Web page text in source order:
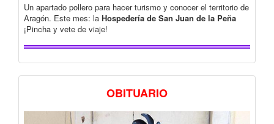
Un apartado pollero para hacer turismo y conocer el territorio de
Aragón. Este mes: la Hospedería de San Juan de la Peña
¡Pincha y vete de viaje!
OBITUARIO